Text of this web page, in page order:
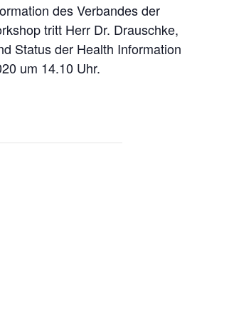
des Verbandes der
tritt Herr Dr. Drauschke,
Status der Health Information
um 14.10 Uhr.